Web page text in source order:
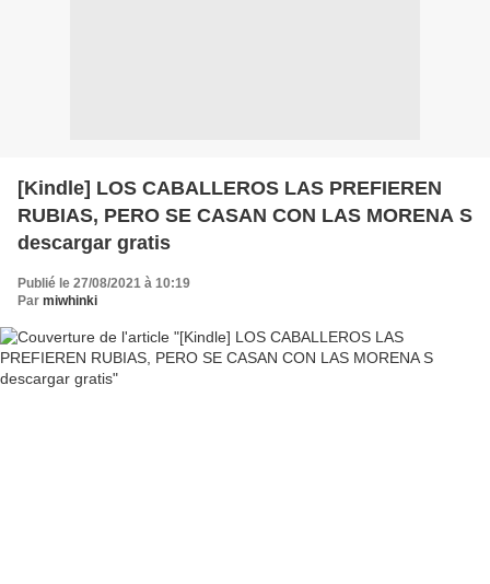
[Kindle] LOS CABALLEROS LAS PREFIEREN
RUBIAS, PERO SE CASAN CON LAS MORENA S
descargar gratis
Publié le 27/08/2021 à 10:19
Par miwhinki